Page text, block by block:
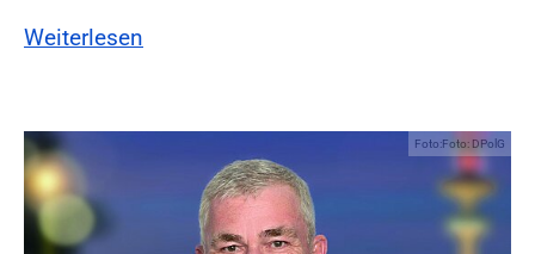
Weiterlesen
Foto:Foto: DPolG